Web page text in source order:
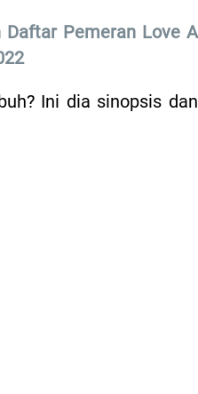
Daftar Pemeran Love
Ini dia sinopsis